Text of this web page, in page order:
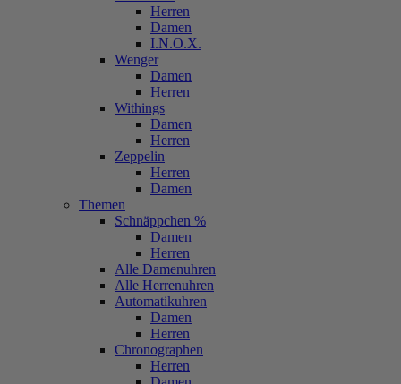
Herren
Damen
I.N.O.X.
Wenger
Damen
Herren
Withings
Damen
Herren
Zeppelin
Herren
Damen
Themen
Schnäppchen %
Damen
Herren
Alle Damenuhren
Alle Herrenuhren
Automatikuhren
Damen
Herren
Chronographen
Herren